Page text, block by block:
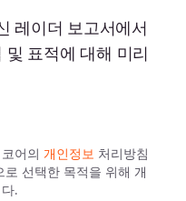
레이더 보고서에서
및 표적에 대해 미리
어의 개인정보 처리방침
선택한 목적을 위해 개
.